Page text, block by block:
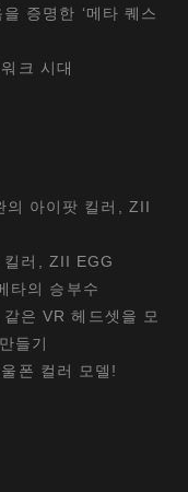
증명한 ‘메타 퀘스
크 시대
의 아이팟 킬러, ZII
킬러, ZII EGG
타의 승부수
은 VR 헤드셋을 모
들기
폰 컬러 모델!